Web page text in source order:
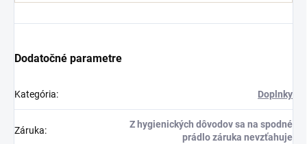
Dodatočné parametre
Kategória: Doplnky
Záruka:
Z hygienických dôvodov sa na spodné
prádlo záruka nevzťahuje